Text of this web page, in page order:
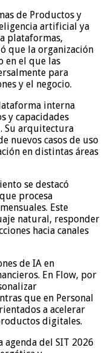
de Productos y
artificial ya
plataformas,
que la organización
en el que las
para
y el negocio.
interna
y capacidades
Su arquitectura
nuevos casos de uso
en distintas áreas
se destacó
procesa
Este
natural, responder
hacia canales
de IA en
En Flow, por
que en Personal
a acelerar
digitales.
del SIT 2026